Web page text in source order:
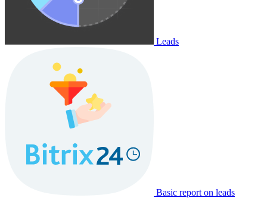
Leads
Basic report on leads